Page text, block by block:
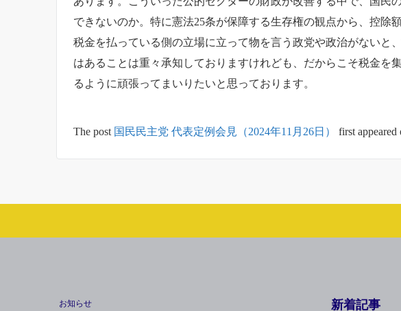
できないのか。特に憲法25条が保障する生存権の観点から、控除
税金を払っている側の立場に立って物を言う政党や政治がないと
はあることは重々承知しておりますけれども、だからこそ税金を
るように頑張ってまいりたいと思っております。
The post 国民民主党 代表定例会見（2024年11月26日） first appeared
お知らせ 新着記事